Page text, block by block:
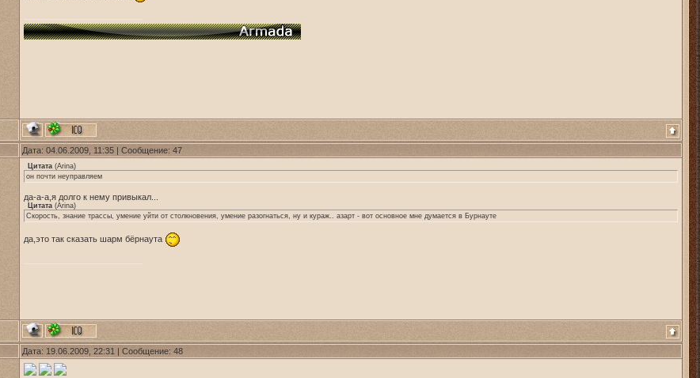
Дата: 04.06.2009, 11:35 | Сообщение: 47
Цитата (Arina)
он почти неуправляем
да-а-а,я долго к нему привыкал...
Цитата (Arina)
Скорость, знание трассы, умение уйти от столкновения, умение разогнаться, ну и кураж.. азарт - вот основное мне думается в Бурнауте
да,это так сказать шарм бёрнаута
Дата: 19.06.2009, 22:31 | Сообщение: 48